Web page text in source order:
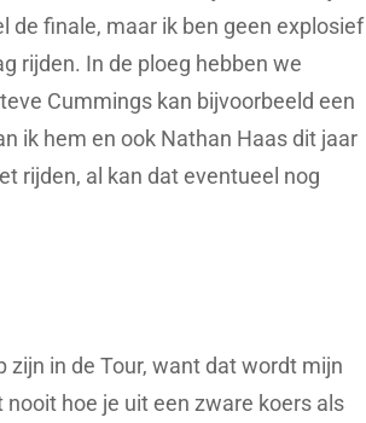
de finale, maar ik ben geen explosief
rijden. In de ploeg hebben we
Cummings kan bijvoorbeeld een
ik hem en ook Nathan Haas dit jaar
rijden, al kan dat eventueel nog
zijn in de Tour, want dat wordt mijn
hoe je uit een zware koers als